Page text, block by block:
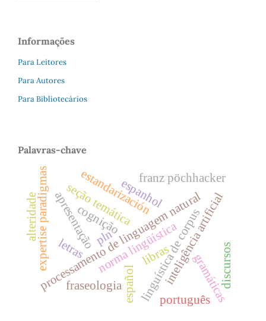
Informações
Para Leitores
Para Autores
Para Bibliotecários
Palavras-chave
linguística de corpus
processamento de linguagem natural
inteligência artificial
letras
apresentação
seção temática
cognição
expertise paradigmas estandarización
gramáticas
norma lingüística
español português
espanhol
franz pöchhacker
libras
fraseologia
pln
alteridade
discursos